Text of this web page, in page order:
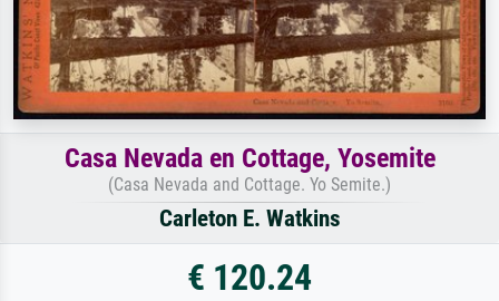
Casa Nevada en Cottage, Yosemite
(Casa Nevada and Cottage. Yo Semite.)
Carleton E. Watkins
€ 120.24